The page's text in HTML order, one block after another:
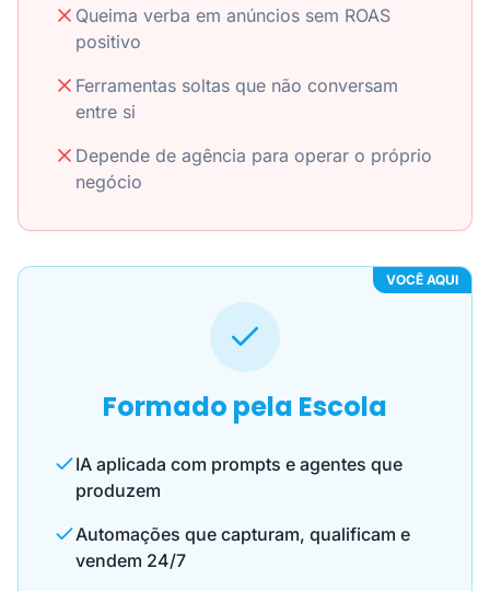
Queima verba em anúncios sem ROAS
positivo
Ferramentas soltas que não conversam
entre si
Depende de agência para operar o próprio
negócio
VOCÊ AQUI
Formado pela Escola
IA aplicada com prompts e agentes que
produzem
Automações que capturam, qualificam e
vendem 24/7